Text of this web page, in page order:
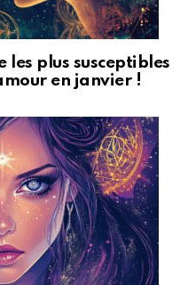
les plus susceptibles
en janvier !